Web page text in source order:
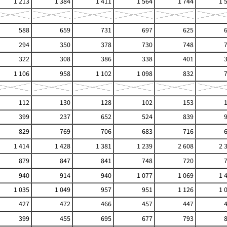
588 659 731 697 625
294
350 378 730 748
322
308 386 338 401
1 106
958 1 102 1 098 832
112 130 128 102 153
399
237 652 524 839
829
769 706 683 716
1 414
1 428 1 381 1 239 2 608
2
879
847 841 748 720
940
914 940 1 077 1 069
1
1 035
1 049 957 951 1 126
1
427
472 466 457 447
399
455 695 677 793